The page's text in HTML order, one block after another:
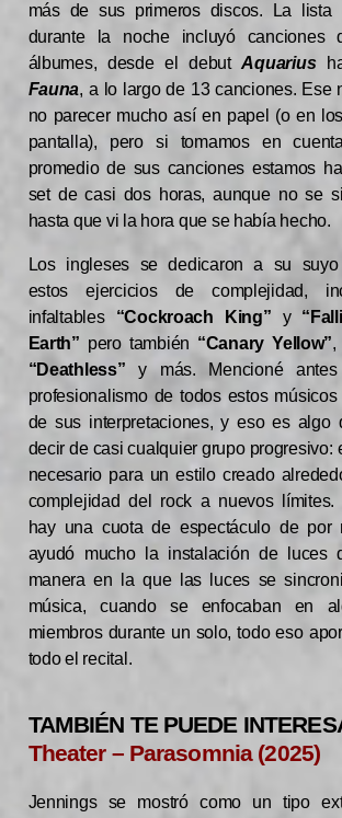
más de sus primeros discos. La lista
durante la noche incluyó canciones
álbumes, desde el debutAquarius
Fauna, a lo largo de 13 canciones. Ese
no parecer mucho así en papel (o en
pantalla), pero si tomamos en
promedio de sus canciones estamos
set de casi dos horas, aunque no se
hasta que vi la hora que se había hecho.
Los ingleses se dedicaron a su suyo
estos ejercicios de complejidad,
infaltables“Cockroach King” y
Earth” pero también “Canary Yellow”,
“Deathless” y más. Mencioné
profesionalismo de todos estos
de sus interpretaciones, y eso es algo
decir de casi cualquier grupo progresivo:
necesario para un estilo creado
complejidad del rock a nuevos límites.
hay una cuota de espectáculo de por
ayudó mucho la instalación de luces
manera en la que las luces se
música, cuando se enfocaban en
miembros durante un solo, todo eso
todo el recital.
TAMBIÉN TE PUEDE
Theater – Parasomnia (2025)
Jennings se mostró como un tipo